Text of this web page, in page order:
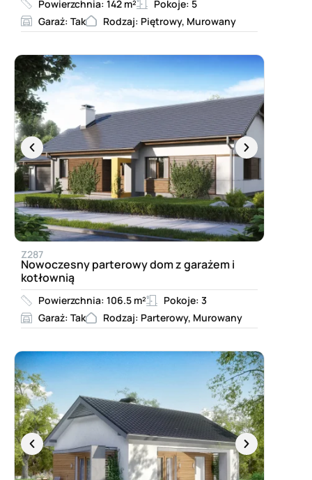
Powierzchnia: 142 m²
Pokoje: 5
Garaż: Tak
Rodzaj: Piętrowy, Murowany
Z287
Nowoczesny parterowy dom z garażem i
kotłownią
Powierzchnia: 106.5 m²
Pokoje: 3
Garaż: Tak
Rodzaj: Parterowy, Murowany